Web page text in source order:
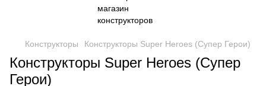
Конструкторы Конструкторы Super Heroes (Cупер Герои)
Конструкторы Super Heroes (Cупер
Герои)